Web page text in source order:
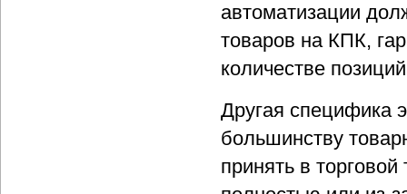
автоматизации
товаров на КПК,
количестве
Другая специфика
большинству
принять в